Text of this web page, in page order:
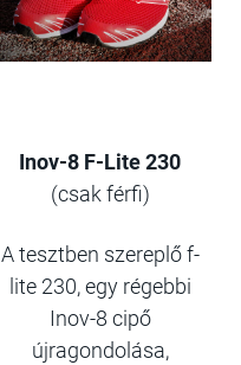
Inov-8 F-Lite 230
(csak férfi)
A tesztben szereplő f-
lite 230, egy régebbi
Inov-8 cipő
újragondolása,